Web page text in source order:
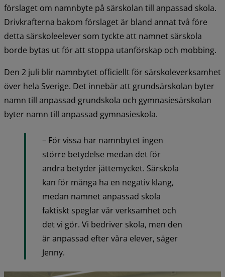
förslaget om namnbyte på särskolan till anpassad skola.
Drivkrafterna bakom förslaget är bland annat två före
detta särskoleelever som tyckte att namnet särskola
borde bytas ut för att stoppa utanförskap och mobbing.
Den 2 juli blir namnbytet officiellt för särskoleverksamhet
över hela Sverige. Det innebär att grundsärskolan byter
namn till anpassad grundskola och gymnasiesärskolan
byter namn till anpassad gymnasieskola.
– För vissa har namnbytet ingen
större betydelse medan det för
andra betyder jättemycket. Särskola
kan för många ha en negativ klang,
medan namnet anpassad skola
faktiskt speglar vår verksamhet och
det vi gör. Vi bedriver skola, men den
är anpassad efter våra elever, säger
Jenny.